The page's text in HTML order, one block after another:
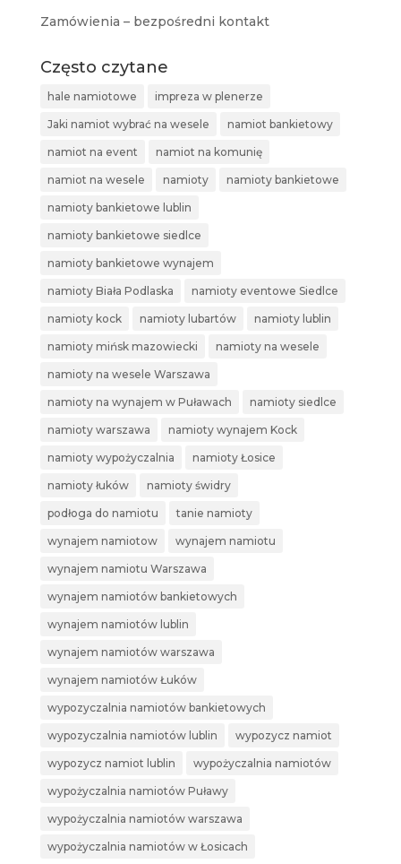
Zamówienia – bezpośredni kontakt
Często czytane
hale namiotowe impreza w plenerze
Jaki namiot wybrać na wesele namiot bankietowy
namiot na event namiot na komunię
namiot na wesele namioty namioty bankietowe
namioty bankietowe lublin
namioty bankietowe siedlce
namioty bankietowe wynajem
namioty Biała Podlaska namioty eventowe Siedlce
namioty kock namioty lubartów namioty lublin
namioty mińsk mazowiecki namioty na wesele
namioty na wesele Warszawa
namioty na wynajem w Puławach namioty siedlce
namioty warszawa namioty wynajem Kock
namioty wypożyczalnia namioty Łosice
namioty łuków namioty świdry
podłoga do namiotu tanie namioty
wynajem namiotow wynajem namiotu
wynajem namiotu Warszawa
wynajem namiotów bankietowych
wynajem namiotów lublin
wynajem namiotów warszawa
wynajem namiotów Łuków
wypozyczalnia namiotów bankietowych
wypozyczalnia namiotów lublin wypozycz namiot
wypozycz namiot lublin wypożyczalnia namiotów
wypożyczalnia namiotów Puławy
wypożyczalnia namiotów warszawa
wypożyczalnia namiotów w Łosicach